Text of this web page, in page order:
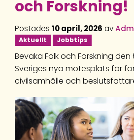
och Forskning!
Postades 10 april, 2026 av
Aktuellt Jobbtips
Bevaka Folk och Forskning
Sveriges nya mötesplats för
civilsamhälle och